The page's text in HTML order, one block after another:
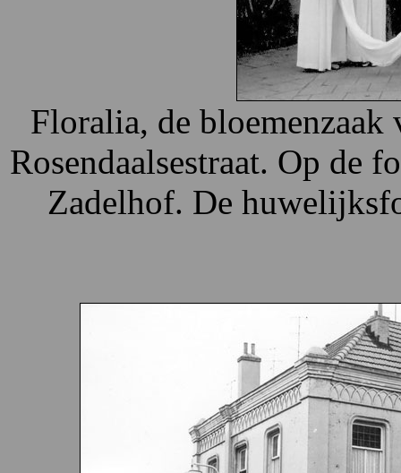
Floralia, de
Rosendaalsestraat. Op de
Zadelhof. De